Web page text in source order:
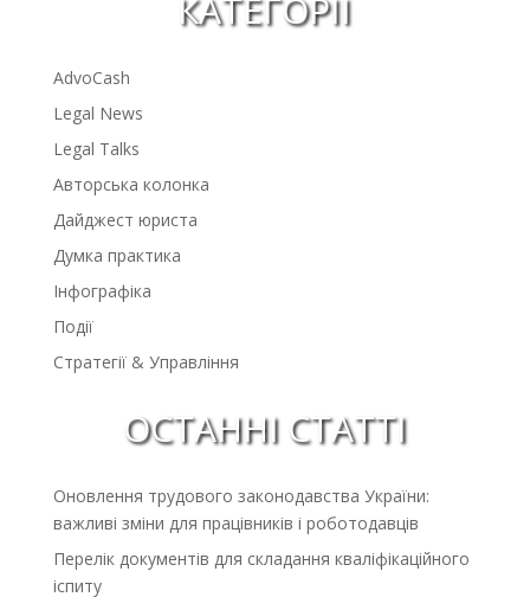
КАТЕГОРІЇ
AdvoCash
Legal News
Legal Talks
Авторська колонка
Дайджест юриста
Думка практика
Інфографіка
Події
Стратегії & Управління
ОСТАННІ СТАТТІ
Оновлення трудового законодавства України:
важливі зміни для працівників і роботодавців
Перелік документів для складання кваліфікаційного
іспиту